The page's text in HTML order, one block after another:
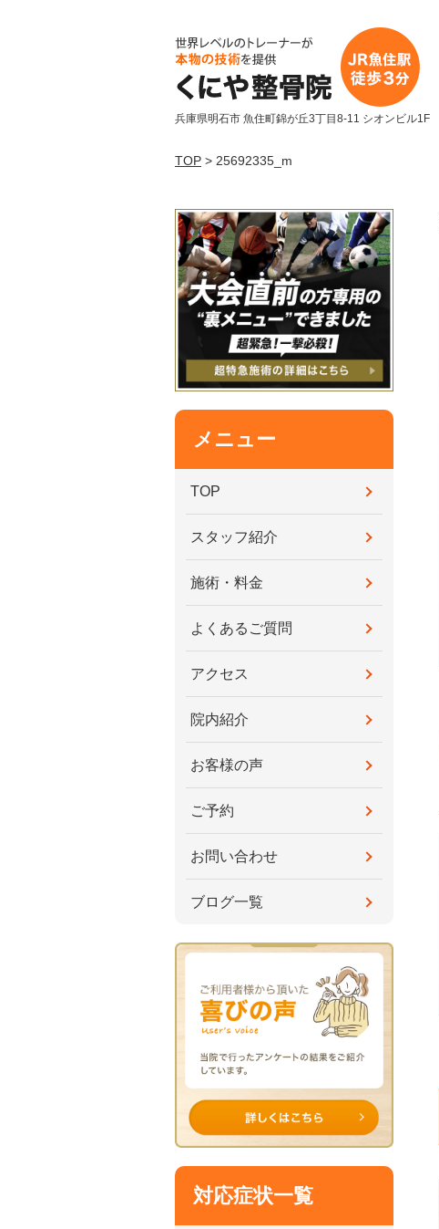
兵庫県明石市 魚住町錦が丘3丁目8-11 シオンビル1F
TOP > 25692335_m
メニュー
TOP
スタッフ紹介
施術・料金
よくあるご質問
アクセス
院内紹介
お客様の声
ご予約
お問い合わせ
ブログ一覧
対応症状一覧